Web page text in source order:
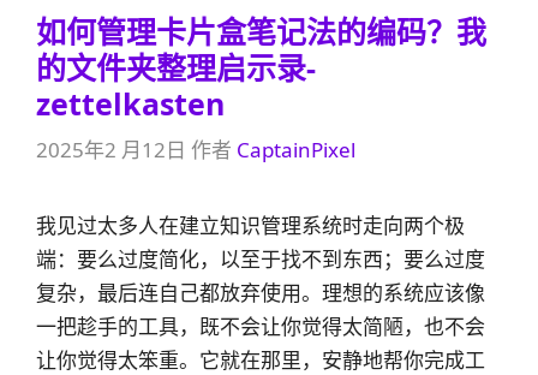
如何管理卡片盒笔记法的编码？我
的文件夹整理启示录-
zettelkasten
2025年2 月12日 作者 CaptainPixel
我见过太多人在建立知识管理系统时走向两个极
端：要么过度简化，以至于找不到东西；要么过度
复杂，最后连自己都放弃使用。理想的系统应该像
一把趁手的工具，既不会让你觉得太简陋，也不会
让你觉得太笨重。它就在那里，安静地帮你完成工